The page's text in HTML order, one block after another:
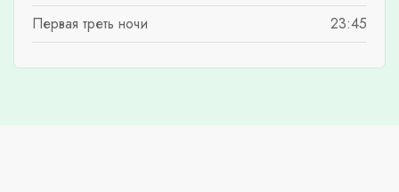
Первая треть ночи
23:45